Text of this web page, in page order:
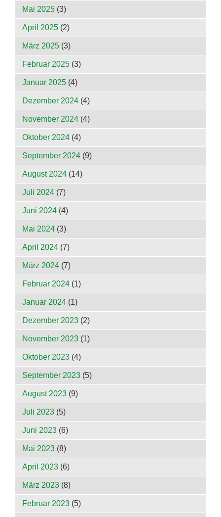
Mai 2025 (3)
April 2025 (2)
März 2025 (3)
Februar 2025 (3)
Januar 2025 (4)
Dezember 2024 (4)
November 2024 (4)
Oktober 2024 (4)
September 2024 (9)
August 2024 (14)
Juli 2024 (7)
Juni 2024 (4)
Mai 2024 (3)
April 2024 (7)
März 2024 (7)
Februar 2024 (1)
Januar 2024 (1)
Dezember 2023 (2)
November 2023 (1)
Oktober 2023 (4)
September 2023 (5)
August 2023 (9)
Juli 2023 (5)
Juni 2023 (6)
Mai 2023 (8)
April 2023 (6)
März 2023 (8)
Februar 2023 (5)